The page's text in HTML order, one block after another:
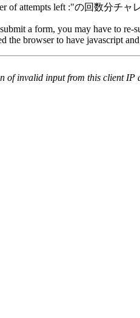
of attempts left :"の回数分チャ
a form, you may have to re-
the browser to have javascript
of invalid input from this client IP